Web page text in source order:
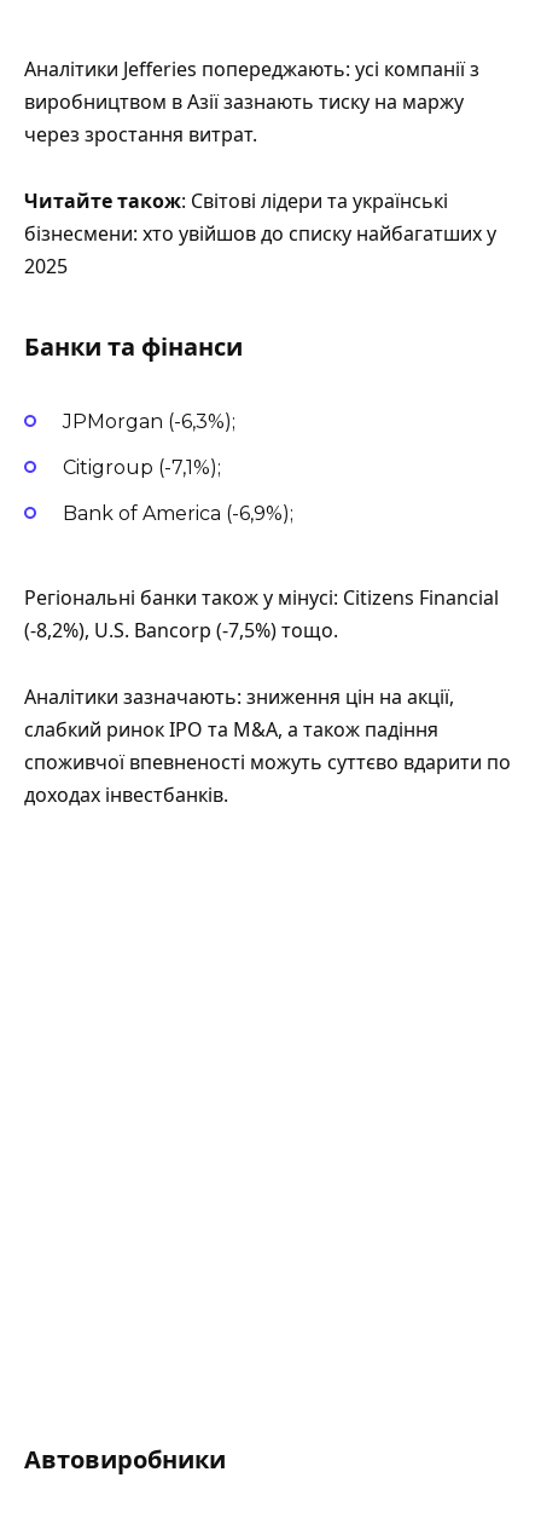
Аналітики Jefferies попереджають: усі компанії з
виробництвом в Азії зазнають тиску на маржу
через зростання витрат.
Читайте також: Світові лідери та українські
бізнесмени: хто увійшов до списку найбагатших у
2025
Банки та фінанси
JPMorgan (-6,3%);
Citigroup (-7,1%);
Bank of America (-6,9%);
Регіональні банки також у мінусі: Citizens Financial
(-8,2%), U.S. Bancorp (-7,5%) тощо.
Аналітики зазначають: зниження цін на акції,
слабкий ринок IPO та M&A, а також падіння
споживчої впевненості можуть суттєво вдарити по
доходах інвестбанків.
Автовиробники